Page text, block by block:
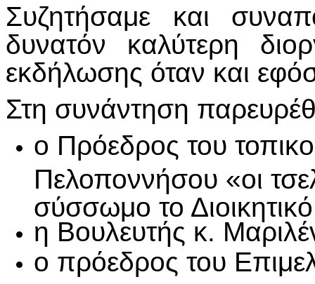
Συζητήσαμε και
δυνατόν καλύτερη
εκδήλωσης όταν και
Στη συνάντηση
ο Πρόεδρος του
Πελοποννήσου «οι
σύσσωμο το
η Βουλευτής κ.
ο πρόεδρος του